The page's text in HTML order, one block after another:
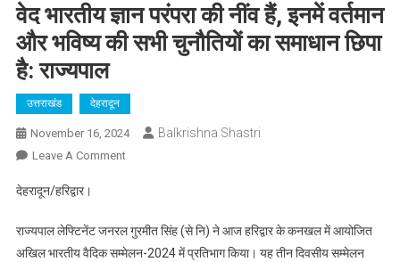
वेद भारतीय ज्ञान परंपरा की नींव हैं, इनमें वर्तमान
और भविष्य की सभी चुनौतियों का समाधान छिपा
है: राज्यपाल
उत्तराखंड देहरादून
November 16, 2024 Balkrishna Shastri
Leave A CommentOn
परंपरा
की
देहरादून/हरिद्वार।
राज्यपाल लेफ्टिनेंट जनरल गुरमीत सिंह (से नि) ने आज हरिद्वार के कनखल में आयोजित
अखिल भारतीय वैदिक सम्मेलन-2024 में प्रतिभाग किया। यह तीन दिवसीय सम्मेलन